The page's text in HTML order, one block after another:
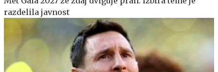
razdelila javnost